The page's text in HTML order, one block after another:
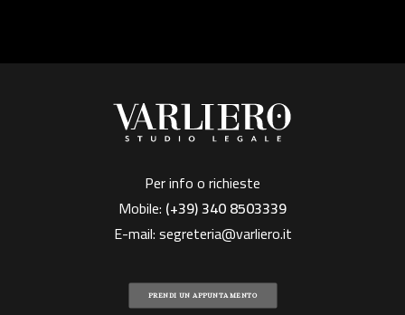
Per info o richieste
Mobile: (+39)340 8503339
E-mail:segreteria@varliero.it
PRENDI UN APPUNTAMENTO